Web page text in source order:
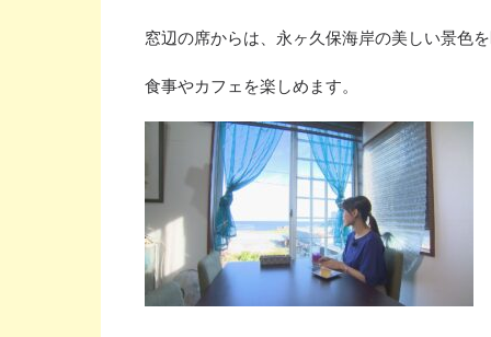
窓辺の席からは、永ヶ久保海岸の美しい景色
食事やカフェを楽しめます。